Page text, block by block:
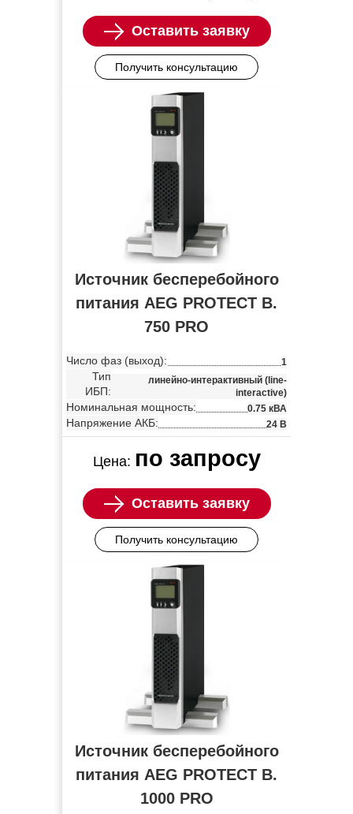
Оставить заявку
Получить консультацию
Источник бесперебойного
питания AEG PROTECT B.
750 PRO
Число фаз (выход): 1
Тип
ИБП:
линейно-интерактивный (line-
interactive)
Номинальная мощность: 0.75 кВА
Напряжение АКБ: 24 В
Цена: по запросу
Оставить заявку
Получить консультацию
Источник бесперебойного
питания AEG PROTECT B.
1000 PRO